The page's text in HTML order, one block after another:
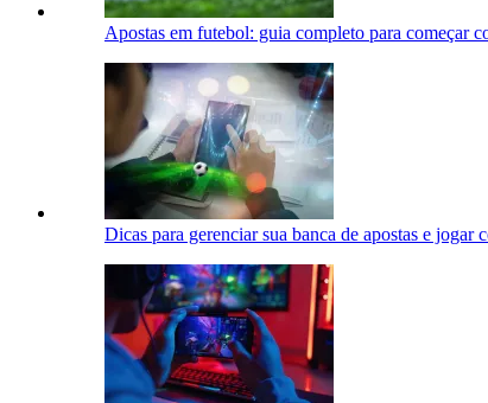
Apostas em futebol: guia completo para começar
Dicas para gerenciar sua banca de apostas e jogar